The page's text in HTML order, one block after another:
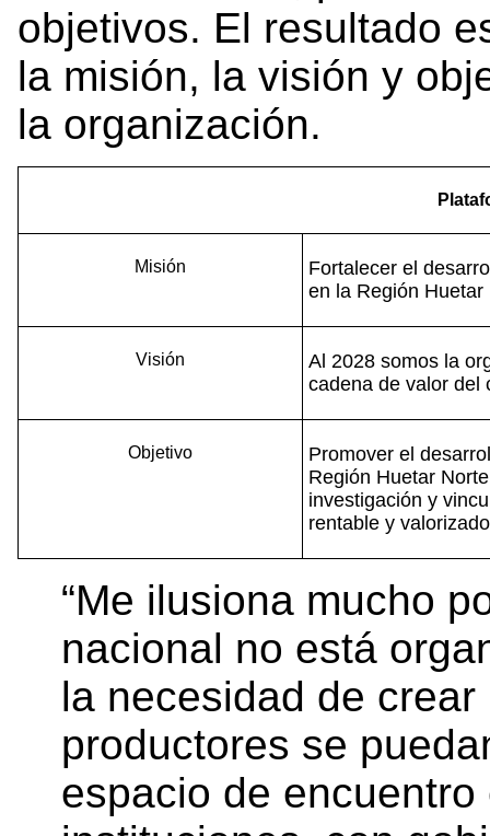
objetivos. El resultado
la misión, la visión y
la organización.
Misión
Fortalecer el
en la Región Huetar
Visión
Al 2028 somos la
cadena de valor del
Objetivo
Promover el
Región Huetar
investigación y
rentable y
“Me ilusiona mucho
nacional no está
la necesidad de
productores se
espacio de